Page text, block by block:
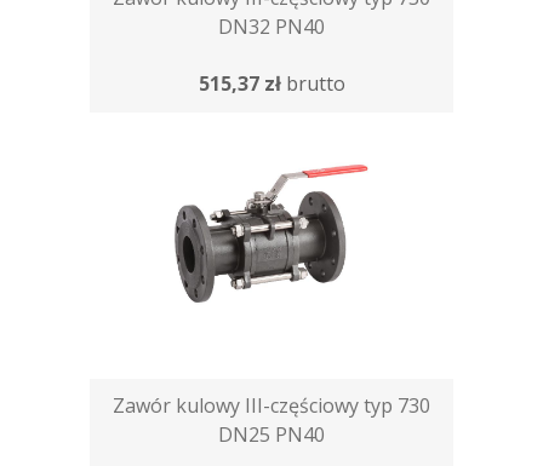
DN32 PN40
515,37 zł brutto
Zawór kulowy III-częściowy typ 730
DN25 PN40